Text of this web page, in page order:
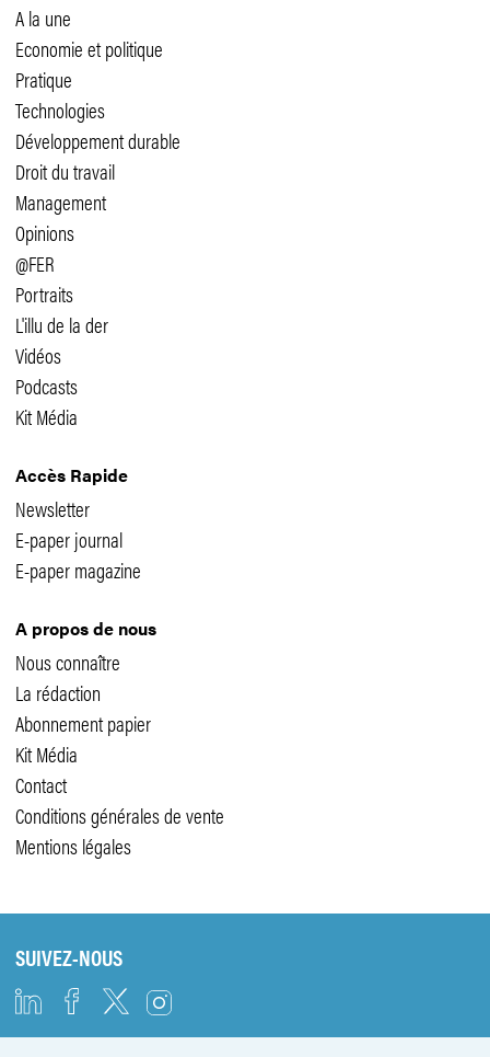
A la une
Economie et politique
Pratique
Technologies
Développement durable
Droit du travail
Management
Opinions
@FER
Portraits
L'illu de la der
Vidéos
Podcasts
Kit Média
Accès Rapide
Newsletter
E-paper journal
E-paper magazine
A propos de nous
Nous connaître
La rédaction
Abonnement papier
Kit Média
Contact
Conditions générales de vente
Mentions légales
SUIVEZ-NOUS